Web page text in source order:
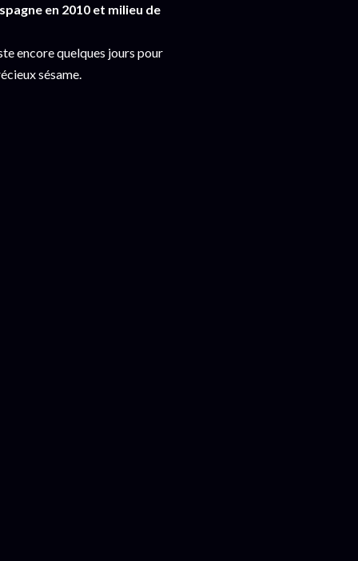
en 2010 et milieu de
encore quelques jours pour
sésame.